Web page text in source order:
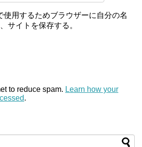
使用するためブラウザーに自分の名
サイトを保存する。
to reduce spam. Learn how your
.